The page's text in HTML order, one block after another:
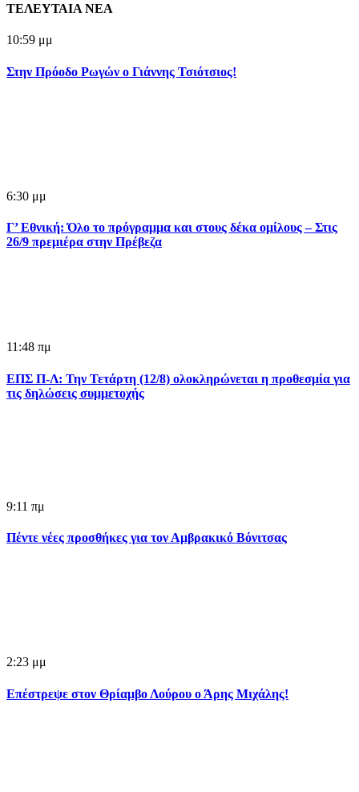
ΤΕΛΕΥΤΑΙΑ ΝΕΑ
10:59 μμ
Στην Πρόοδο Ρωγών ο Γιάννης Τσιότσιος!
6:30 μμ
Γ’ Εθνική: Όλο το πρόγραμμα και στους δέκα ομίλους – Στις
26/9 πρεμιέρα στην Πρέβεζα
11:48 πμ
ΕΠΣ Π-Λ: Την Τετάρτη (12/8) ολοκληρώνεται η προθεσμία για
τις δηλώσεις συμμετοχής
9:11 πμ
Πέντε νέες προσθήκες για τον Αμβρακικό Βόνιτσας
2:23 μμ
Επέστρεψε στον Θρίαμβο Λούρου ο Άρης Μιχάλης!